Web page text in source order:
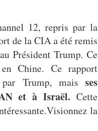
12, repris par la
de la CIA a été remis
au Président Trump. Ce
Chine. Ce rapport
par Trump, maisses
et à Israël. Cette
la